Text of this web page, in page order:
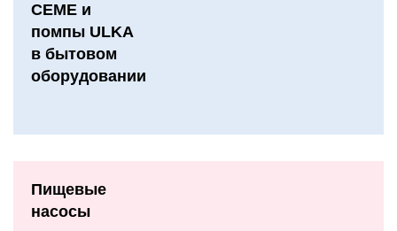
CEME и
помпы ULKA
в бытовом
оборудовании
Пищевые
насосы